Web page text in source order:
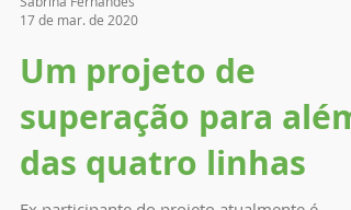
Sabrina Fernandes
17 de mar. de 2020
Um projeto de
superação para além